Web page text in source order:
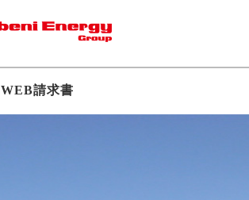
WEB請求書